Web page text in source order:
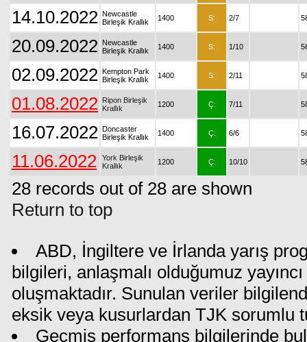
14.10.2022 Newcastle
Birleşik Krallık
1400 S: 2/7
20.09.2022 Newcastle
Birleşik Krallık
1400 S: 1/10
02.09.2022 Kempton Park
Birleşik Krallık
1400 S: 2/11
01.08.2022 Ripon Birleşik
Krallık
1200 Ç: 7/11
16.07.2022 Doncaster
Birleşik Krallık
1400 Ç: 6/6
11.06.2022
York Birleşik
Krallık
1200 Ç: 10/10
28 records out of 28 are shown
Return to top
ABD, İngiltere ve İrlanda yarış
bilgileri, anlaşmalı olduğumuz
oluşmaktadır. Sunulan veriler
eksik veya kusurlardan TJK sorumlu
Geçmiş performans bilgilerinde